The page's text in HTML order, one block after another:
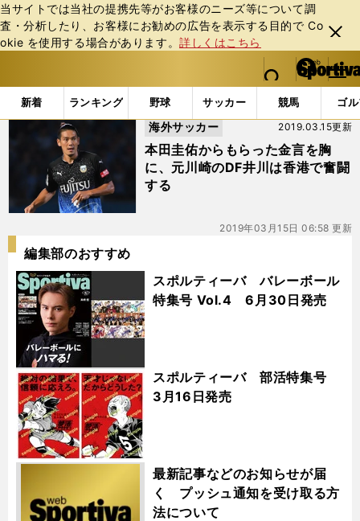
当サイトでは当社の提携先等がお客様のニーズ等について調
査・分析したり、お客様にお勧めの広告を表⽰する⽬的で Co
okie を使⽤する場合があります。詳しくはこちら
閉じ
る
web Sportiva (webスポルティーバ)
検索
マイペ
ー
ジ
メニュ
新着 ランキング 野球 サッカー 競馬 ゴ
b
ス
バ
「#香港プレミアリーグ」の最新ニュース・ 情報
本田圭佑からもらった金言を胸
に、元川崎のDF井川は香港で奮闘
する
2019.03.15更新
海外サッカー
2019年03月15日 06:58 更新
編集部のおすすめ
スポルティーバ バレーボール
特集号 Vol.4 6月30日発売
スポルティーバ 部活特集号
3月16日発売
最新記事などのお知らせが届
く プッシュ通知を受け取る方
法について